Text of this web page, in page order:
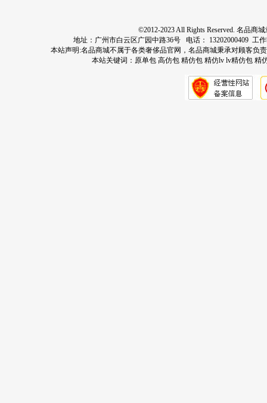
©2012-2023 All Rights Reserved. 名品
地址：广州市白云区广园中路36号 电话： 13202000409 工
本站声明:名品商城不属于各类奢侈品官网，名品商城秉承对顾客负
本站关键词： 原单包 高仿包 精仿包 精仿lv lv精仿包 精